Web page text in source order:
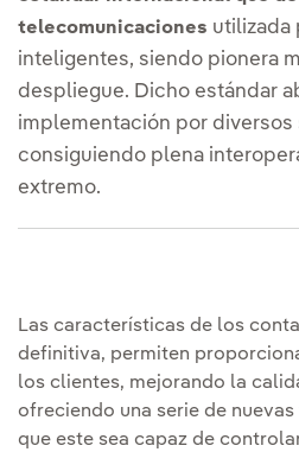
telecomunicaciones utilizada
inteligentes, siendo pionera
despliegue. Dicho estándar
implementación por diversos
consiguiendo plena
extremo.
Las características de los
definitiva, permiten
los clientes, mejorando la
ofreciendo una serie de
que este sea capaz de